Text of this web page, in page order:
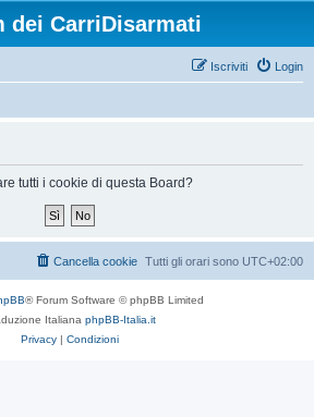
dei CarriDisarmati
Login
Iscriviti
tutti i cookie di questa Board?
Tutti gli orari sono UTC+02:00
Cancella cookie
® Forum Software © phpBB Limited
Italiana phpBB-Italia.it
Privacy | Condizioni